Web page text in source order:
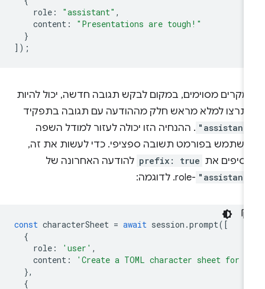
role: "assistant"
content : "Presentations are tough!"
מסוימים, במקום לבקש תגובה חדשה, יכול להיות
למלא מראש חלק מההודעה עם תגובה בתפקיד
. ההנחיה הזו יכולה לעזור למודל השפה
בפורמט תשובה ספציפי. כדי לעשות את זה,
את prefix: true להודעה האחרונה של
-role. לדוגמה:
const characterSheet = await session.prompt
role : 'user'
content : 'Create a TOML character sheet for